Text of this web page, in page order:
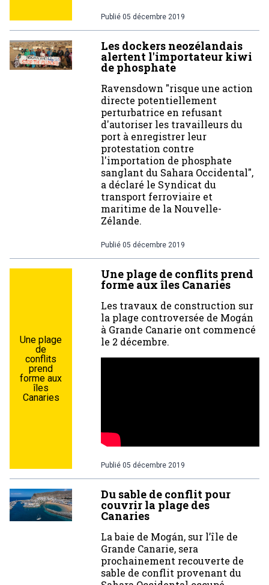
Publié 05 décembre 2019
Les dockers neozélandais
alertent l'importateur kiwi
de phosphate
Ravensdown "risque une action
directe potentiellement
perturbatrice en refusant
d'autoriser les travailleurs du
port à enregistrer leur
protestation contre
l'importation de phosphate
sanglant du Sahara Occidental",
a déclaré le Syndicat du
transport ferroviaire et
maritime de la Nouvelle-
Zélande.
Publié 05 décembre 2019
Une plage
de
conflits
prend
forme aux
îles
Canaries
Une plage de conflits prend
forme aux îles Canaries
Les travaux de construction sur
la plage controversée de Mogán
à Grande Canarie ont commencé
le 2 décembre.
Publié 05 décembre 2019
Du sable de conflit pour
couvrir la plage des
Canaries
La baie de Mogán, sur l’île de
Grande Canarie, sera
prochainement recouverte de
sable de conflit provenant du